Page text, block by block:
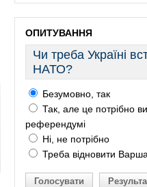
ОПИТУВАННЯ
Чи треба Україні
НАТО?
Безумовно, так
Так, але це потрібно
референдумі
Ні, не потрібно
Треба відновити
Голосувати